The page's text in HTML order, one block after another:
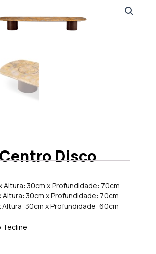
Disco
Altura: 30cm x Profundidade: 70cm
Altura: 30cm x Profundidade: 70cm
Altura: 30cm x Profundidade: 60cm
Tecline